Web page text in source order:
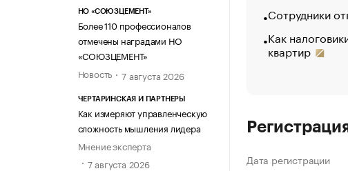
НО «СОЮЗЦЕМЕНТ»
Более 110 профессионалов
отмечены наградами НО
«СОЮЗЦЕМЕНТ»
Новость
7 августа 2026
ЧЕРТАРИНСКАЯ И ПАРТНЕРЫ
Как измеряют управленческую
сложность мышления лидера
Мнение эксперта
7 августа 2026
Сотрудники
Как
квартир
Дата регистрации